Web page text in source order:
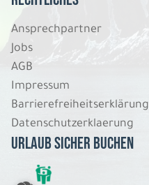
Ansprechpartner
Jobs
AGB
Impressum
Barrierefreiheitserklärung
Datenschutzerklaerung
Urlaub sicher buchen